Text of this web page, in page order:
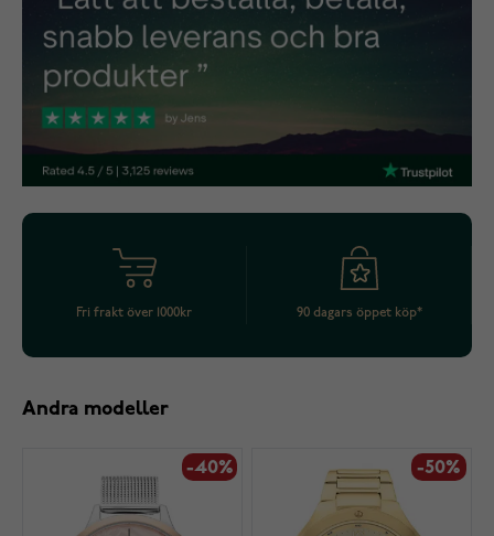
Fri frakt över 1000kr 90 dagars öppet köp*
Andra modeller
-40% -50%